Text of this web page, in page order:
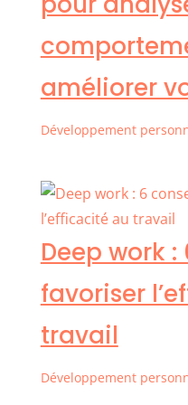
améliorer
Développement
Deep work
favoriser
travail
Développement